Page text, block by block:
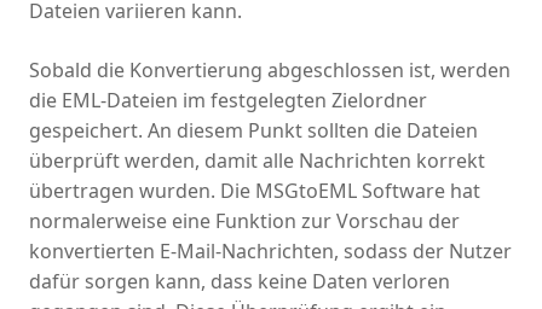
Dateien variieren kann.
Sobald die Konvertierung abgeschlossen ist, werden
die EML-Dateien im festgelegten Zielordner
gespeichert. An diesem Punkt sollten die Dateien
überprüft werden, damit alle Nachrichten korrekt
übertragen wurden. Die MSGtoEML Software hat
normalerweise eine Funktion zur Vorschau der
konvertierten E-Mail-Nachrichten, sodass der Nutzer
dafür sorgen kann, dass keine Daten verloren